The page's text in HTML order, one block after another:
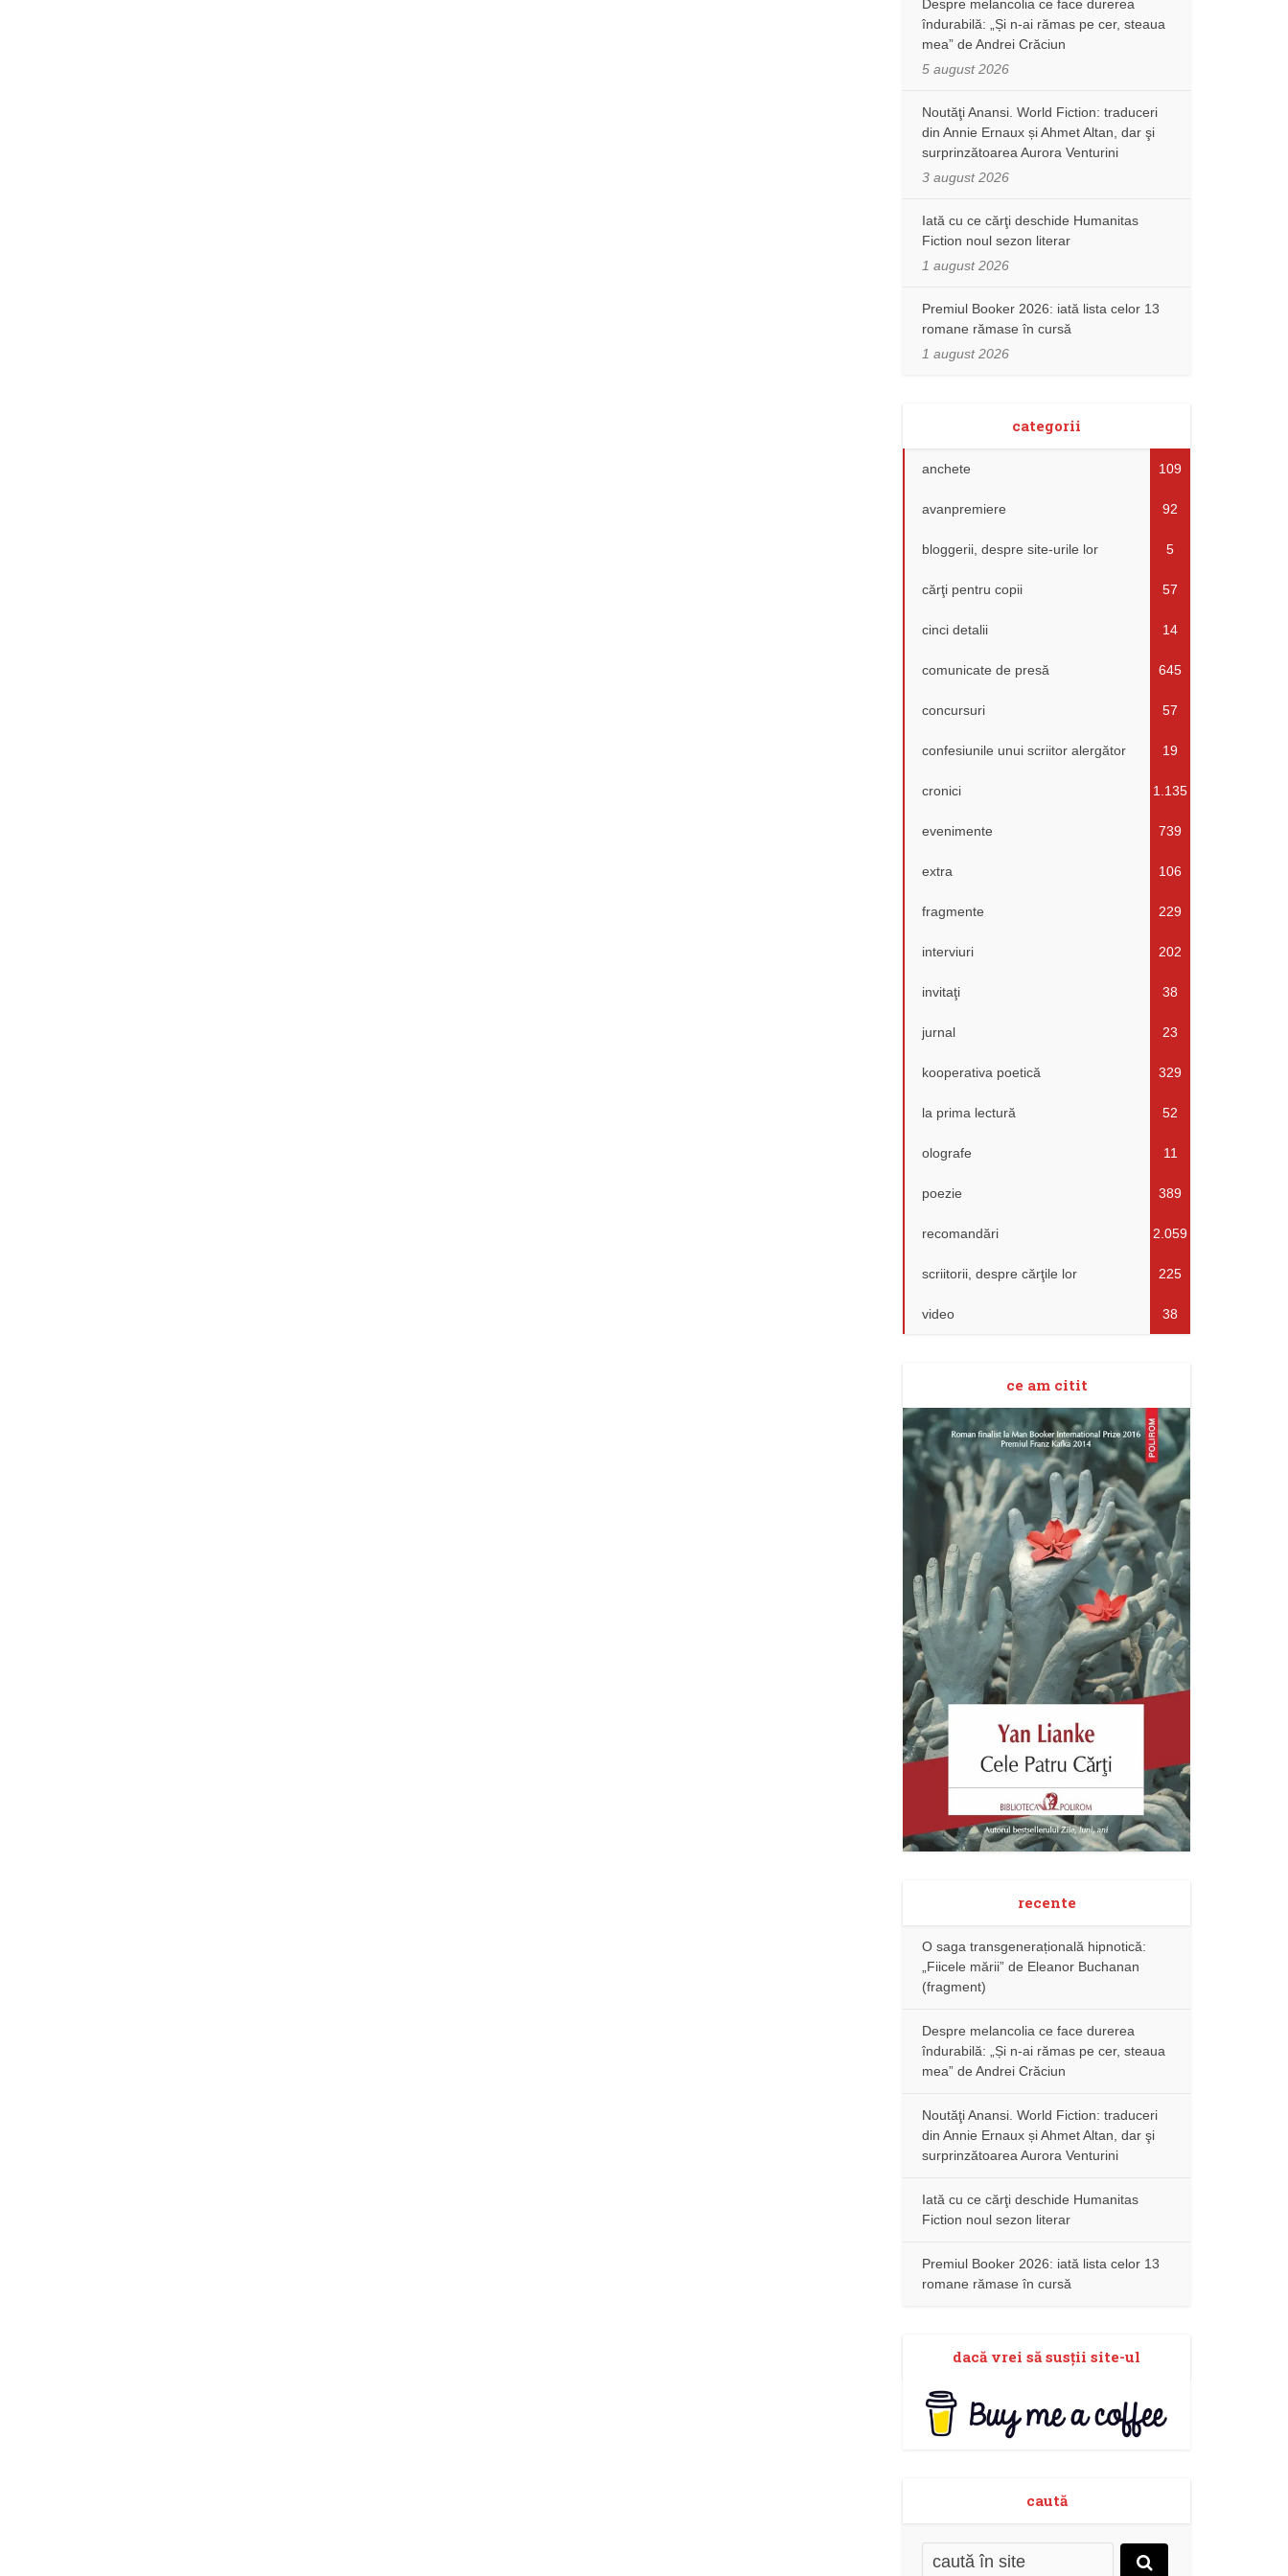
Despre melancolia ce face durerea
îndurabilă: „Și n-ai rămas pe cer, steaua
mea” de Andrei Crăciun
5 august 2026
Noutăţi Anansi. World Fiction: traduceri
din Annie Ernaux și Ahmet Altan, dar şi
surprinzătoarea Aurora Venturini
3 august 2026
Iată cu ce cărţi deschide Humanitas
Fiction noul sezon literar
1 august 2026
Premiul Booker 2026: iată lista celor 13
romane rămase în cursă
1 august 2026
categorii
anchete 109
avanpremiere 92
bloggerii, despre site-urile lor 5
cărţi pentru copii 57
cinci detalii 14
comunicate de presă 645
concursuri 57
confesiunile unui scriitor alergător 19
cronici 1.135
evenimente 739
extra 106
fragmente 229
interviuri 202
invitaţi 38
jurnal 23
kooperativa poetică 329
la prima lectură 52
olografe 11
poezie 389
recomandări 2.059
scriitorii, despre cărţile lor 225
video 38
ce am citit
recente
O saga transgenerațională hipnotică:
„Fiicele mării” de Eleanor Buchanan
(fragment)
Despre melancolia ce face durerea
îndurabilă: „Și n-ai rămas pe cer, steaua
mea” de Andrei Crăciun
Noutăţi Anansi. World Fiction: traduceri
din Annie Ernaux și Ahmet Altan, dar şi
surprinzătoarea Aurora Venturini
Iată cu ce cărţi deschide Humanitas
Fiction noul sezon literar
Premiul Booker 2026: iată lista celor 13
romane rămase în cursă
dacă vrei să susţii site-ul
caută